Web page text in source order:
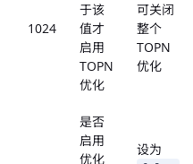
1024
于该
值才
启用
TOPN
优化
可关闭
整个
TOPN
优化
是否
启用
优化
设为